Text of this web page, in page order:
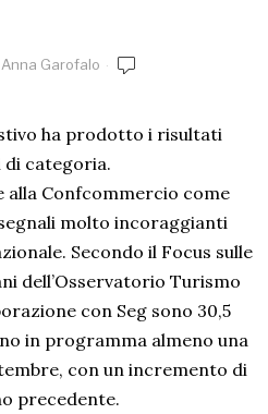
Anna Garofalo
ha prodotto i risultati
di categoria.
Confcommercio come
molto incoraggianti
Secondo il Focus sulle
dell’Osservatorio Turismo
con Seg sono 30,5
in programma almeno una
con un incremento di
precedente.